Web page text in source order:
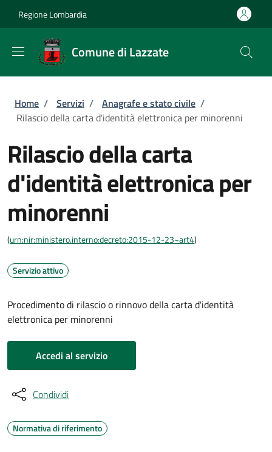
Regione Lombardia
Comune di Lazzate
Briciole di pane
Home / Servizi / Anagrafe e stato civile /
Rilascio della carta d'identità elettronica per minorenni
Rilascio della carta
d'identità elettronica per
minorenni
(urn:nir:ministero.interno:decreto:2015-12-23~art4)
Servizio attivo
Procedimento di rilascio o rinnovo della carta d'identità
elettronica per minorenni
Accedi al servizio
Condividi
Normativa di riferimento